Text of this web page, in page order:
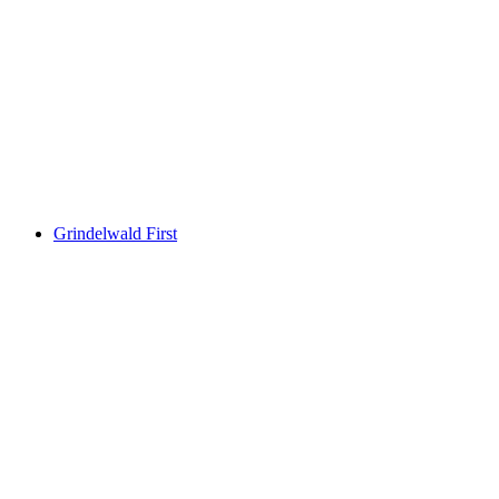
Grindelwald First